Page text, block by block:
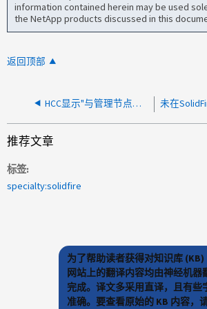
information contained herein may be used
the NetApp products discussed in this
返回顶部
HCC显示"与管理节点通信时发生未知错误"
推荐文章
标签
specialty:solidfire
为了帮助读者获得对知识库
网站上的翻译内容均由神经机器
完成。译文多采用直译，且有些
准确。要查看原始的 KB 内容，